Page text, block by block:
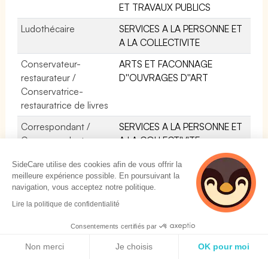
ET TRAVAUX PUBLICS
Ludothécaire
SERVICES A LA PERSONNE ET
A LA COLLECTIVITE
Conservateur-
restaurateur /
Conservatrice-
restauratrice de livres
ARTS ET FACONNAGE
D''OUVRAGES D''ART
Correspondant /
Correspondante
SERVICES A LA PERSONNE ET
A LA COLLECTIVITE
Peintre animalier /
animalière
ARTS ET FACONNAGE
D''OUVRAGES D''ART
Responsable de
SERVICES A LA PERSONNE ET
A LA COLLECTIVITE
Conservateur
SERVICES A LA PERSONNE ET
SideCare utilise des cookies afin de vous offrir la
meilleure expérience possible. En poursuivant la
navigation, vous acceptez notre politique.
Lire la politique de confidentialité
Consentements certifiés par
Non merci Je choisis OK pour moi